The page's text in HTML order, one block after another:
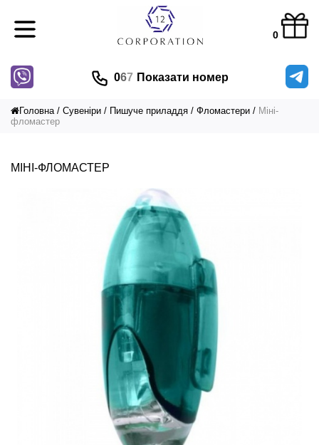
0
067 Показати номер
Головна Сувеніри Пишуче приладдя Фломастери
Міні-
фломастер
МІНІ-ФЛОМАСТЕР